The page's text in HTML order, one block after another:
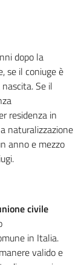
dopo la
se il coniuge è
Se il
residenza in
naturalizzazione
anno e mezzo
civile
in Italia.
valido e